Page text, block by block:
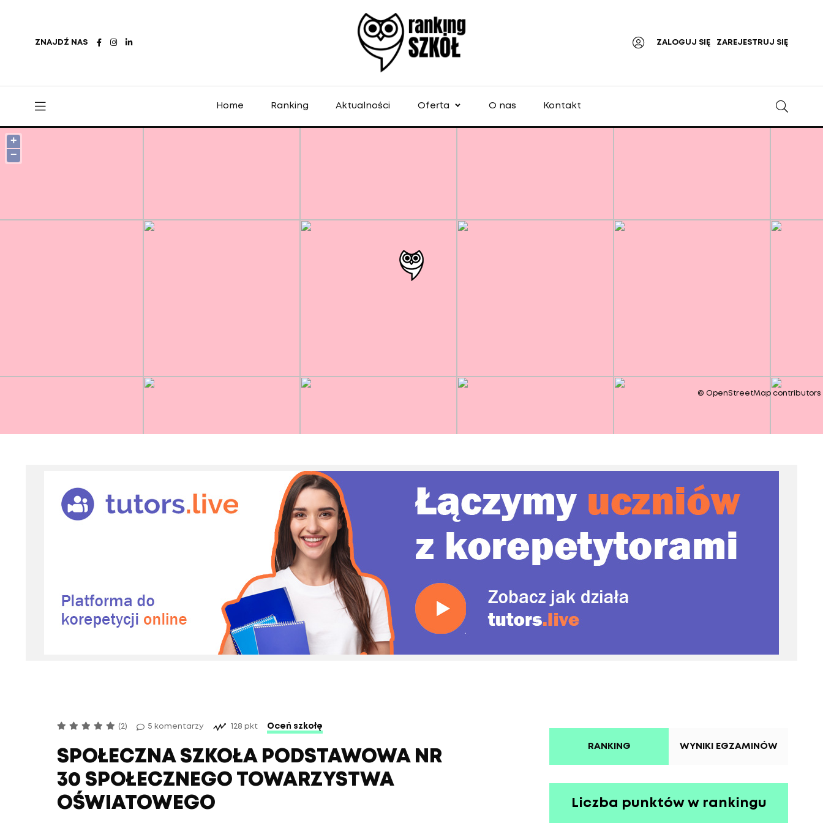
ZNAJDŹ NAS ZALOGUJ SIĘ ZAREJESTRUJ SIĘ
Home Ranking Aktualności Oferta O nas Kontakt
+
−
© OpenStreetMap contributors
(2) 5 komentarzy 128 pkt Oceń szkołę
SPOŁECZNA SZKOŁA PODSTAWOWA NR
30 SPOŁECZNEGO TOWARZYSTWA
OŚWIATOWEGO
RANKING WYNIKI EGZAMINÓW
Liczba punktów w rankingu